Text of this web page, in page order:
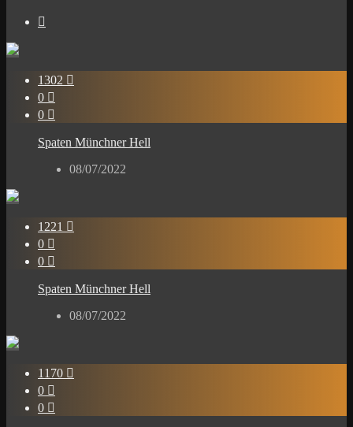

1302 
0 
0 
Spaten Münchner Hell
08/07/2022
1221 
0 
0 
Spaten Münchner Hell
08/07/2022
1170 
0 
0 